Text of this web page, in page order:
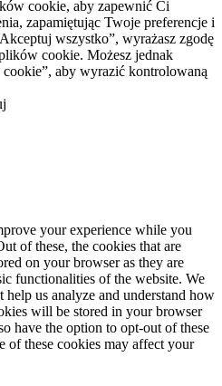
cookie, aby zapewnić Ci
zapamiętując Twoje preferencje i
wszystko”, wyrażasz zgodę
cookie. Możesz jednak
aby wyrazić kontrolowaną
your experience while you
of these, the cookies that are
on your browser as they are
functionalities of the website. We
help us analyze and understand how
will be stored in your browser
have the option to opt-out of these
of these cookies may affect your